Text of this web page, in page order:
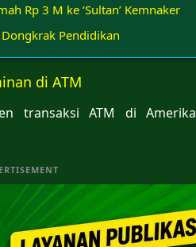
Rp 3 M ke ‘Sultan’ Kemnaker
Pendidikan
di ATM
transaksi ATM di